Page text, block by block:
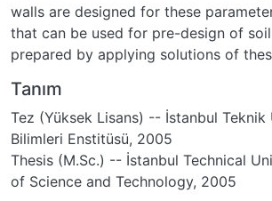
walls are designed for these
that can be used for pre-design of
prepared by applying solutions of
Tanım
Tez (Yüksek Lisans) -- İstanbul Teknik
Bilimleri Enstitüsü, 2005
Thesis (M.Sc.) -- İstanbul Technical
of Science and Technology, 2005